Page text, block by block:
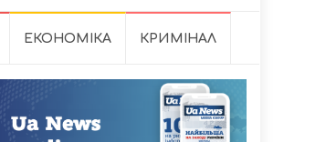
ЕКОНОМІКА КРИМІНАЛ